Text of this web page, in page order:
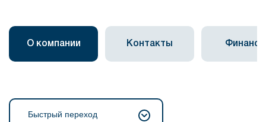
О компании Контакты Финансы
Быстрый переход